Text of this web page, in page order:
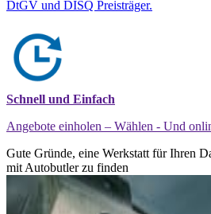
DtGV und DISQ Preisträger.
Schnell und Einfach
Angebote einholen – Wählen - Und
Gute Gründe, eine Werkstatt für Ihren
mit Autobutler zu finden